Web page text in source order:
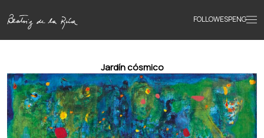
FOLLOWESPENG
Accueil
Œuvres
Jardín cósmico